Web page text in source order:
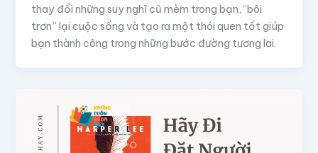
thay đổi những suy nghĩ cũ mèm trong bạn, “bôi
trơn” lại cuộc sống và tạo ra một thói quen tốt giúp
bạn thành công trong những bước đường tương lai.